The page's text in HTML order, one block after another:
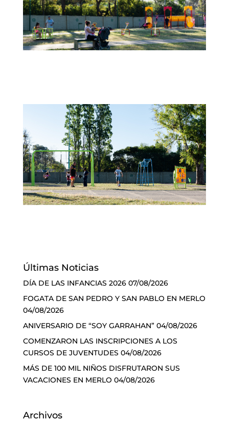
Últimas Noticias
DÍA DE LAS INFANCIAS 2026 07/08/2026
FOGATA DE SAN PEDRO Y SAN PABLO EN MERLO
04/08/2026
ANIVERSARIO DE “SOY GARRAHAN” 04/08/2026
COMENZARON LAS INSCRIPCIONES A LOS
CURSOS DE JUVENTUDES 04/08/2026
MÁS DE 100 MIL NIÑOS DISFRUTARON SUS
VACACIONES EN MERLO 04/08/2026
Archivos